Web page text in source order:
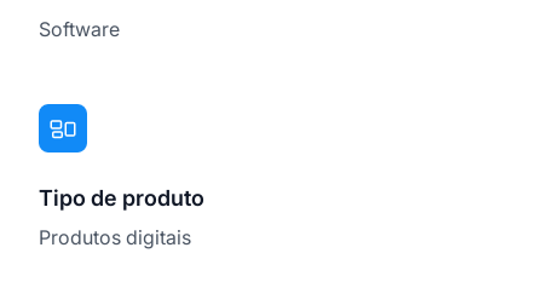
Software
Tipo de produto
Produtos digitais